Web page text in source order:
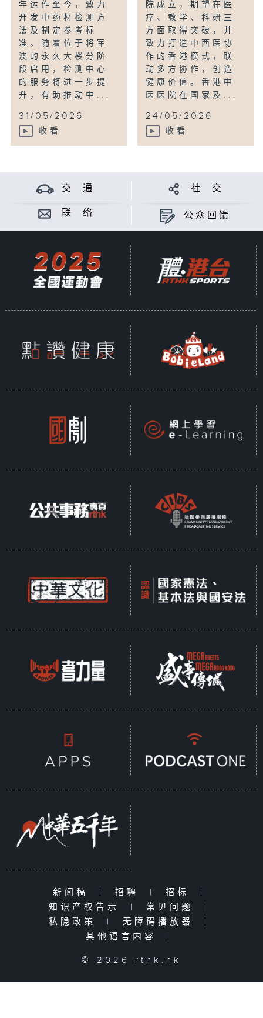
年运作至今，致力
开发中药材检测方
法及制定参考标
准。随着位于将军
澳的永久大楼分阶
段启用，检测中心
的服务将进一步提
升，有助推动中...
31/05/2026
收看
院成立，期望在医
疗、教学、科研三
方面取得突破，并
致力打造中西医协
作的香港模式，联
动多方协作，创造
健康价值。香港中
医医院在国家及...
24/05/2026
收看
交 通 社 交
联 络 公众回馈
新闻稿 | 招聘 | 招标
|
知识产权告示
| 常见问题
|
私隐政策
| 无障碍播放器
|
其他语言内容
|
© 2026 rthk.hk